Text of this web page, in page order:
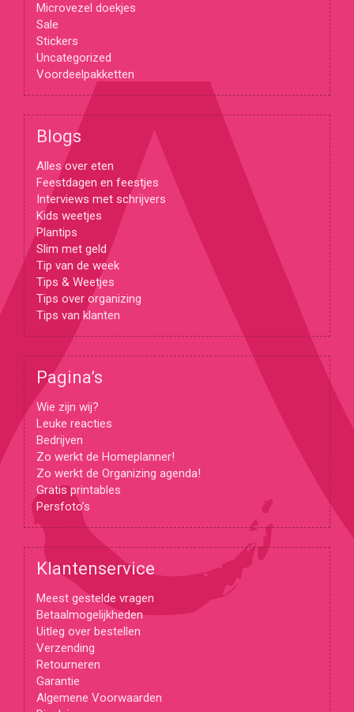
Microvezel doekjes
Sale
Stickers
Uncategorized
Voordeelpakketten
Blogs
Alles over eten
Feestdagen en feestjes
Interviews met schrijvers
Kids weetjes
Plantips
Slim met geld
Tip van de week
Tips & Weetjes
Tips over organizing
Tips van klanten
Pagina’s
Wie zijn wij?
Leuke reacties
Bedrijven
Zo werkt de Homeplanner!
Zo werkt de Organizing agenda!
Gratis printables
Persfoto’s
Klantenservice
Meest gestelde vragen
Betaalmogelijkheden
Uitleg over bestellen
Verzending
Retourneren
Garantie
Algemene Voorwaarden